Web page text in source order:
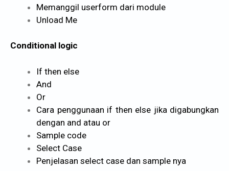
Memanggil userform dari module
Unload Me
Conditional logic
If then else
And
Or
Cara penggunaan if then else jika digabungkan
dengan and atau or
Sample code
Select Case
Penjelasan select case dan sample nya